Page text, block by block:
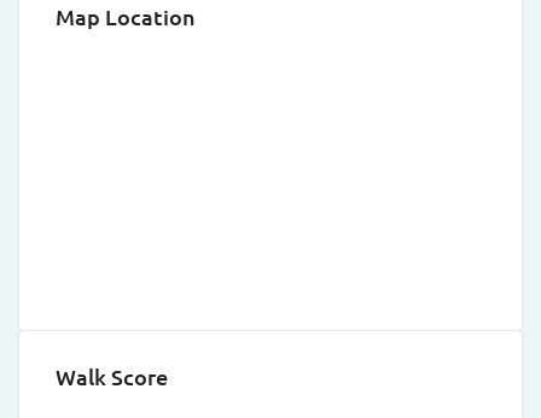
Map Location
Walk Score